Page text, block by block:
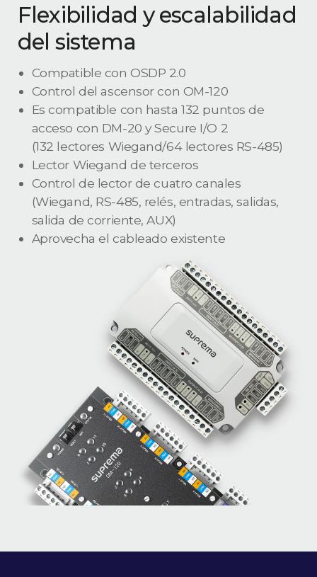
Flexibilidad y escalabilidad
del sistema
Compatible con OSDP 2.0
Control del ascensor con OM-120
Es compatible con hasta 132 puntos de
acceso con DM-20 y Secure I/O 2
(132 lectores Wiegand/64 lectores RS-485)
Lector Wiegand de terceros
Control de lector de cuatro canales
(Wiegand, RS-485, relés, entradas, salidas,
salida de corriente, AUX)
Aprovecha el cableado existente